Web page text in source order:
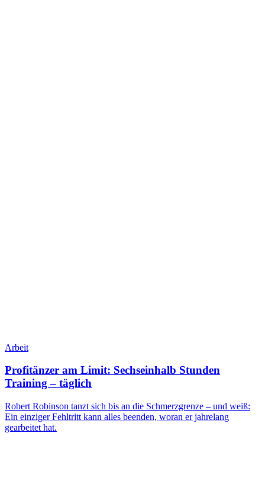
Arbeit
Profitänzer am Limit: Sechseinhalb Stunden
Training – täglich
Robert Robinson tanzt sich bis an die Schmerzgrenze – und weiß:
Ein einziger Fehltritt kann alles beenden, woran er jahrelang
gearbeitet hat.